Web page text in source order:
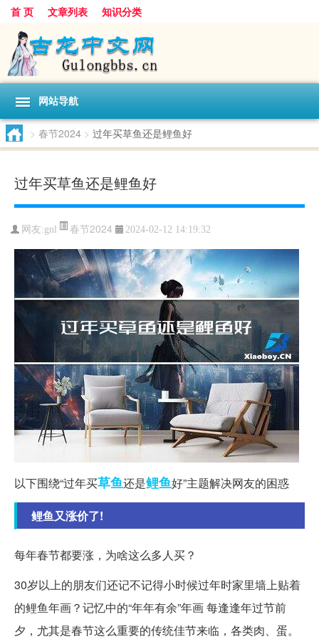
首 页 文章列表 知识分类
网站导航
> 春节2024 > 过年买草鱼还是鲤鱼好
过年买草鱼还是鲤鱼好
网友:gnl 春节2024 2024-02-12 14:19:32
以下围绕“过年买草鱼还是鲤鱼好”主题解决网友的困惑
鲤鱼又涨价了!
每年春节都要涨，为啥这么多人买？
30岁以上的朋友们还记不记得小时候过年时家里墙上贴着
的鲤鱼年画？记忆中的“年年有余”年画 每逢逢年过节前
夕，尤其是春节这么重要的传统佳节来临，各类肉、蛋。